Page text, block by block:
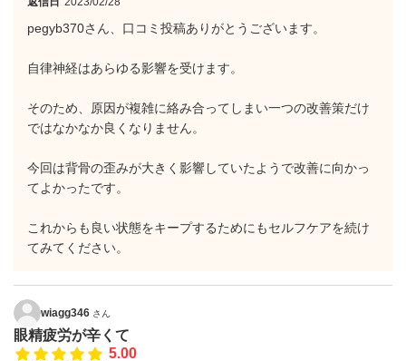
pegyb370さん、口コミ投稿ありがとうございます。
自律神経はあらゆる影響を受けます。
そのため、原因が複雑に絡み合ってしまい一つの改善策だけ
ではなかなか良くなりません。
今回は背骨の歪みが大きく影響していたようで改善に向かっ
てよかったです。
これからも良い状態をキープするためにもセルフケアを続け
てみてください。
wiagg346 さん
眼精疲労が辛くて
5.00